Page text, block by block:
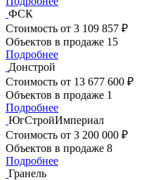
ФСК
Стоимость от 3 109 857 ₽
Объектов в продаже 15
Подробнее
Донстрой
Стоимость от 13 677 600 ₽
Объектов в продаже 1
Подробнее
ЮгСтройИмпериал
Стоимость от 3 200 000 ₽
Объектов в продаже 8
Подробнее
Гранель